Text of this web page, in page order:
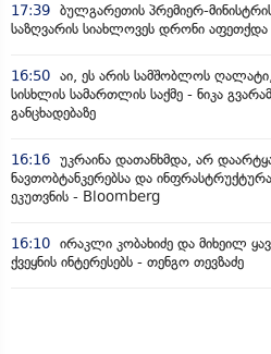
17:39 ბულგარეთის პრემიერ-
საზღვარის სიახლოვეს დრონი აფეთქდა
16:50 აი, ეს არის სამშობლოს
სისხლის სამართლის საქმე - ნიკა
განცხადებაზე
16:16 უკრაინა დათანხმდა, არ
ნავთობტანკერებსა და
ეკუთვნის - Bloomberg
16:10 ირაკლი კობახიძე და მიხეილ
ქვეყნის ინტერესებს - თენგო თევზაძე